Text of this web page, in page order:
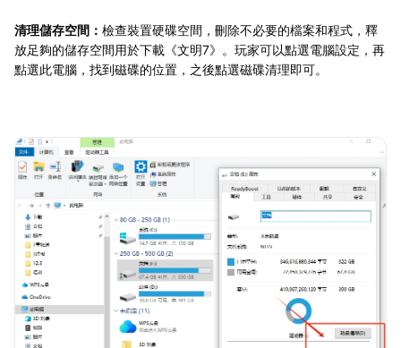
清理儲存空間： 檢查裝置硬碟空間，刪除不必要的檔案和程式，釋
放足夠的儲存空間用於下載《文明7》。玩家可以點選電腦設定，再
點選此電腦，找到磁碟的位置，之後點選磁碟清理即可。